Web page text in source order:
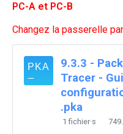
PC-A et PC-B
Changez la passerelle
9.3.3 -
Tracer -
.pka
1 fichier·s